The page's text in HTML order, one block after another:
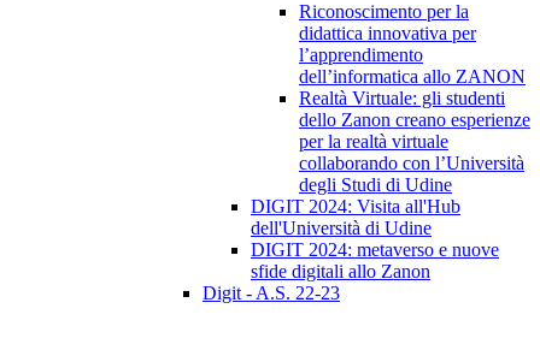
Riconoscimento per la
didattica innovativa per
l’apprendimento
dell’informatica allo ZANON
Realtà Virtuale: gli studenti
dello Zanon creano esperienze
per la realtà virtuale
collaborando con l’Università
degli Studi di Udine
DIGIT 2024: Visita all'Hub
dell'Università di Udine
DIGIT 2024: metaverso e nuove
sfide digitali allo Zanon
Digit - A.S. 22-23